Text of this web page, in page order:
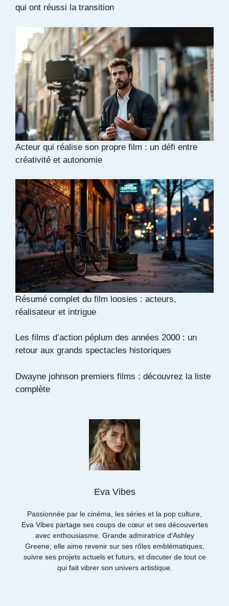
qui ont réussi la transition
Acteur qui réalise son propre film : un défi entre
créativité et autonomie
Résumé complet du film loosies : acteurs,
réalisateur et intrigue
Les films d’action péplum des années 2000 : un
retour aux grands spectacles historiques
Dwayne johnson premiers films : découvrez la liste
complète
Eva Vibes
Passionnée par le cinéma, les séries et la pop culture,
Eva Vibes partage ses coups de cœur et ses découvertes
avec enthousiasme. Grande admiratrice d’Ashley
Greene, elle aime revenir sur ses rôles emblématiques,
suivre ses projets actuels et futurs, et discuter de tout ce
qui fait vibrer son univers artistique.